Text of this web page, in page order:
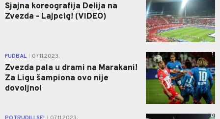
Sjajna koreografija Delija na
Zvezda - Lajpcig! (VIDEO)
FUDBAL 07.11.2023.
Zvezda pala u drami na Marakani!
Za Ligu šampiona ovo nije
dovoljno!
1
0